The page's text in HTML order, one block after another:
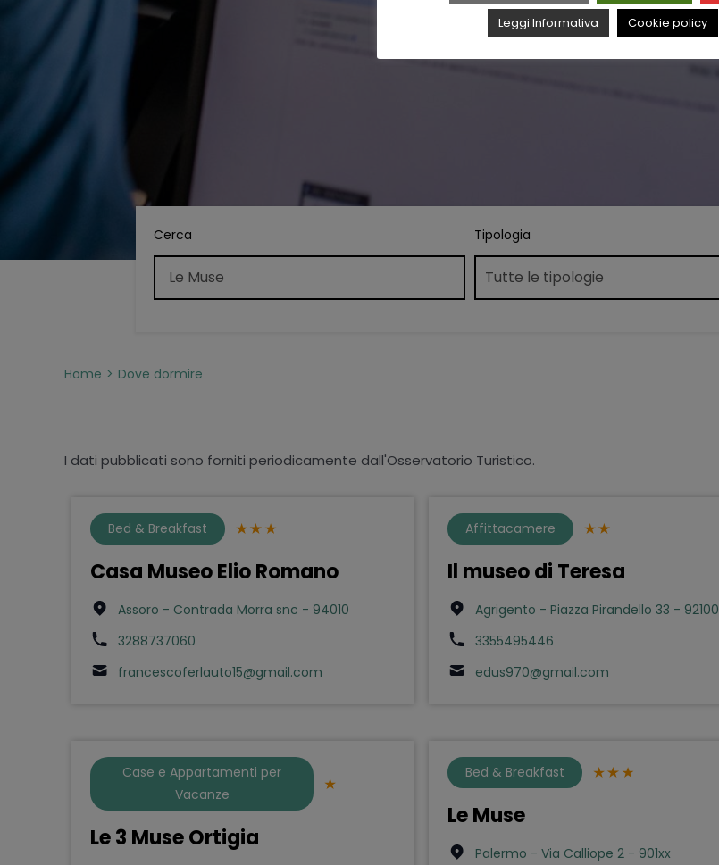
Cerca Tipologia
Home Dove dormire
I dati pubblicati sono forniti periodicamente dall'Osservatorio Turistico.
Bed & Breakfast
Casa Museo Elio Romano
Assoro - Contrada Morra snc - 94010
3288737060
francescoferlauto15@gmail.com
Affittacamere
Il museo di Teresa
Agrigento - Piazza Pirandello 33 - 92100
3355495446
edus970@gmail.com
Case e Appartamenti per
Vacanze
Le 3 Muse Ortigia
Bed & Breakfast
Le Muse
Palermo - Via Calliope 2 - 901xx
Leggi Informativa Cookie policy